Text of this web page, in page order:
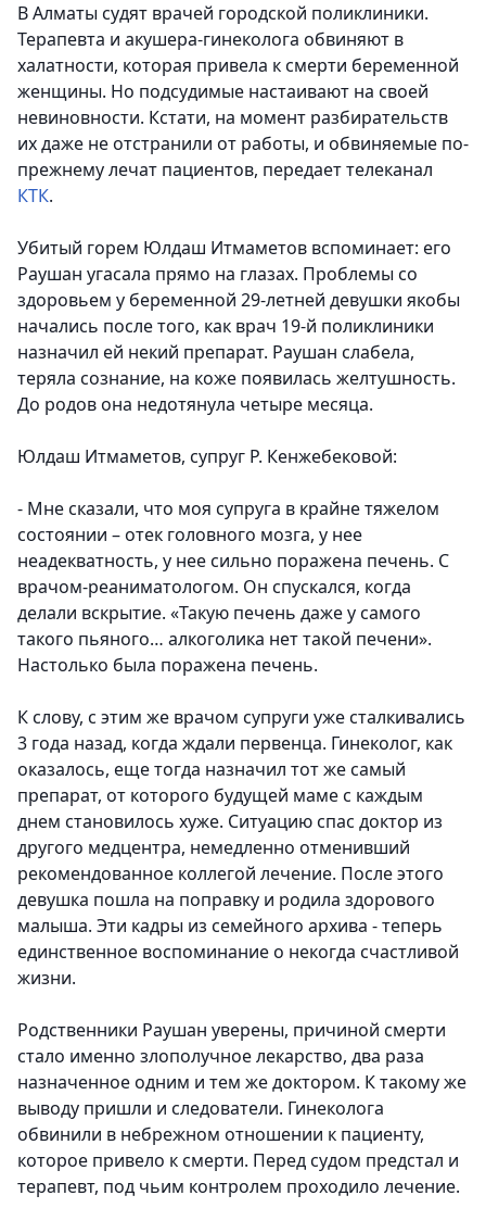
В Алматы судят врачей городской поликлиники.
Терапевта и акушера-гинеколога обвиняют в
халатности, которая привела к смерти беременной
женщины. Но подсудимые настаивают на своей
невиновности. Кстати, на момент разбирательств
их даже не отстранили от работы, и обвиняемые по-
прежнему лечат пациентов, передает телеканал
КТК.
Убитый горем Юлдаш Итмаметов вспоминает: его
Раушан угасала прямо на глазах. Проблемы со
здоровьем у беременной 29-летней девушки якобы
начались после того, как врач 19-й поликлиники
назначил ей некий препарат. Раушан слабела,
теряла сознание, на коже появилась желтушность.
До родов она недотянула четыре месяца.
Юлдаш Итмаметов, супруг Р. Кенжебековой:
- Мне сказали, что моя супруга в крайне тяжелом
состоянии – отек головного мозга, у нее
неадекватность, у нее сильно поражена печень. С
врачом-реаниматологом. Он спускался, когда
делали вскрытие. «Такую печень даже у самого
такого пьяного… алкоголика нет такой печени».
Настолько была поражена печень.
К слову, с этим же врачом супруги уже сталкивались
3 года назад, когда ждали первенца. Гинеколог, как
оказалось, еще тогда назначил тот же самый
препарат, от которого будущей маме с каждым
днем становилось хуже. Ситуацию спас доктор из
другого медцентра, немедленно отменивший
рекомендованное коллегой лечение. После этого
девушка пошла на поправку и родила здорового
малыша. Эти кадры из семейного архива - теперь
единственное воспоминание о некогда счастливой
жизни.
Родственники Раушан уверены, причиной смерти
стало именно злополучное лекарство, два раза
назначенное одним и тем же доктором. К такому же
выводу пришли и следователи. Гинеколога
обвинили в небрежном отношении к пациенту,
которое привело к смерти. Перед судом предстал и
терапевт, под чьим контролем проходило лечение.